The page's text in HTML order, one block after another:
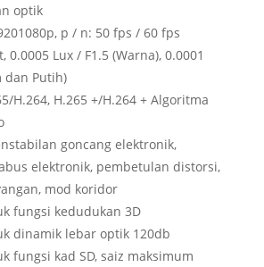
optik
p / n: 50 fps / 60 fps
0.0005 Lux / F1.5 (Warna), 0.0001
dan Putih)
H.264, H.265 +/H.264 + Algoritma
goncang elektronik,
elektronik, pembetulan distorsi,
mod koridor
fungsi kedudukan 3D
dinamik lebar optik 120db
fungsi kad SD, saiz maksimum